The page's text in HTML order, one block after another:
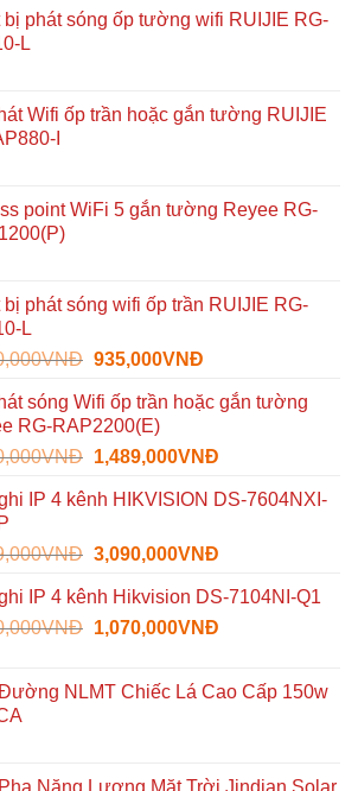
bị phát sóng ốp tường wifi RUIJIE RG-
L
Wifi ốp trần hoặc gắn tường RUIJIE
I
point WiFi 5 gắn tường Reyee RG-
bị phát sóng wifi ốp trần RUIJIE RG-
L
VNĐ Giá
là:
1,600,000VNĐ.
935,000VNĐGiá
tại
935,000VNĐ.
sóng Wifi ốp trần hoặc gắn tường
RG-RAP2200(E)
VNĐ Giá
là:
1,489,000VNĐGiá
tại
1,489,000VNĐ.
IP 4 kênh HIKVISION DS-7604NXI-
VNĐ Giá
là:
5,959,000VNĐ.
3,090,000VNĐGiá
tại
là:
IP 4 kênh Hikvision DS-7104NI-Q1
VNĐ Giá
2,150,000VNĐ.
1,070,000VNĐGiá
là:
NLMT Chiếc Lá Cao Cấp 150w